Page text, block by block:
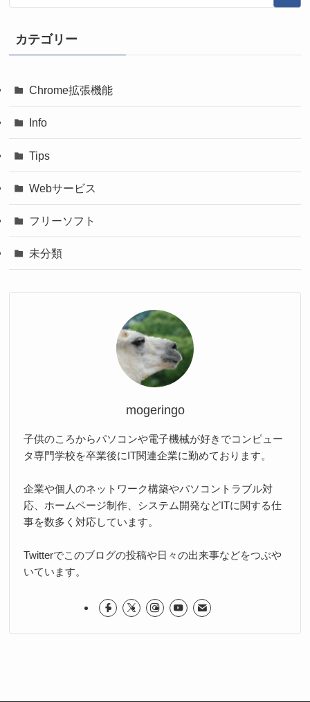
カテゴリー
Chrome拡張機能
Info
Tips
Webサービス
フリーソフト
未分類
mogeringo
子供のころからパソコンや電子機械が好きでコンピュー
タ専門学校を卒業後にIT関連企業に勤めております。
企業や個人のネットワーク構築やパソコントラブル対
応、ホームページ制作、システム開発などITに関する仕
事を数多く対応しています。
Twitterでこのブログの投稿や日々の出来事などをつぶや
いています。